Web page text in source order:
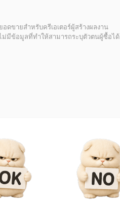
ดขายสำหรับครีเอเตอร์ผู้สร้างผลงาน
ม่มีข้อมูลที่ทำให้สามารถระบุตัวตนผู้ซื้อได้